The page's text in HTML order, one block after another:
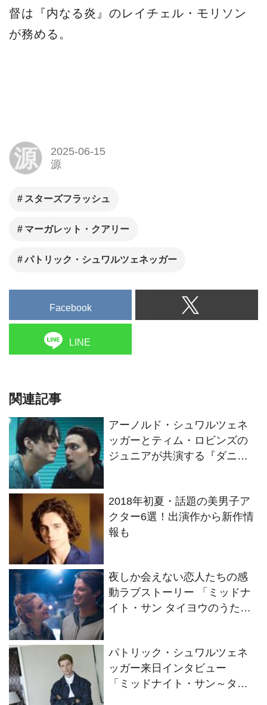
督は『内なる炎』のレイチェル・モリソン
が務める。
源
2025-06-15
源
スターズフラッシュ
マーガレット・クアリー
パトリック・シュワルツェネッガー
Facebook
LINE
関連記事
アーノルド・シュワルツェネ
ッガーとティム・ロビンズの
ジュニアが共演する『ダニエ
2018年初夏・話題の美男子ア
クター6選！出演作から新作情
報も
夜しか会えない恋人たちの感
動ラブストーリー 「ミッドナ
イト・サン タイヨウのうた」5
パトリック・シュワルツェネ
ッガー来日インタビュー
「ミッドナイト・サン～タイ